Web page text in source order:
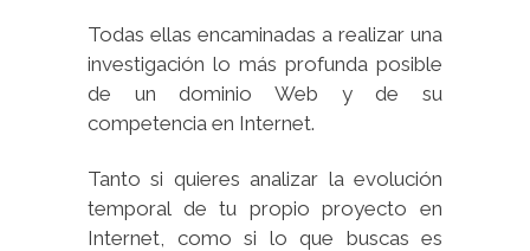
Todas ellas encaminadas a realizar una
investigación lo más profunda posible
de un dominio Web y de su
competencia en Internet.
Tanto si quieres analizar la evolución
temporal de tu propio proyecto en
Internet, como si lo que buscas es